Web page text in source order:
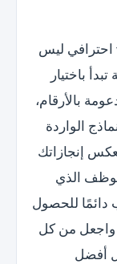
احترافي ليس
باختيار
بالأرقام،
الواردة
إنجازاتك
الذي
دائمًا للحصول
واجعل من كل
أفضل